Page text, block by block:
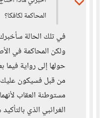
المحاكمة لكافكا؟
في تلك الحالة سأخبرك
ولكن المحاكمة في
حولها إلى رواية فيما
من قبل فسيكون عليك
مستوطنة العقاب
الغرائبي الذي